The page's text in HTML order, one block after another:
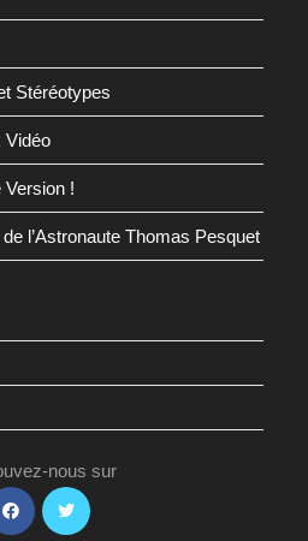
Stéréotypes
Vidéo
Version !
l’Astronaute Thomas Pesquet
nous sur
S’ouvre
dans
S’ouvre